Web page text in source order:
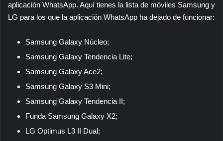
aplicación WhatsApp. Aquí tienes la lista de móviles Samsung y
LG para los que la aplicación WhatsApp ha dejado de funcionar:
Samsung Galaxy Núcleo;
Samsung Galaxy Tendencia Lite;
Samsung Galaxy Ace2;
Samsung Galaxy S3 Mini;
Samsung Galaxy Tendencia II;
Funda Samsung Galaxy X2;
LG Optimus L3 II Dual;